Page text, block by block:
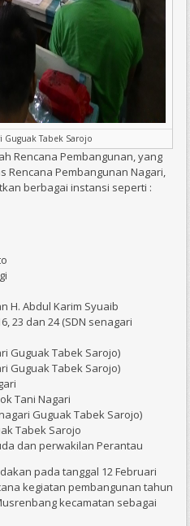
Guguak Tabek Sarojo
Rencana Pembangunan, yang
Rencana Pembangunan Nagari,
berbagai instansi seperti :
H. Abdul Karim Syuaib
23 dan 24 (SDN senagari
Guguak Tabek Sarojo)
Guguak Tabek Sarojo)
Tani Nagari
Guguak Tabek Sarojo)
Tabek Sarojo
dan perwakilan Perantau
pada tanggal 12 Februari
kegiatan pembangunan tahun
kecamatan sebagai